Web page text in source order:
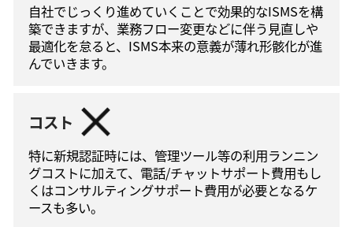
自社でじっくり進めていくことで効果的なISMSを構
築できますが、業務フロー変更などに伴う⾒直しや
最適化を怠ると、ISMS本来の意義が薄れ形骸化が進
んでいきます。
コスト
特に新規認証時には、管理ツール等の利⽤ランニン
グコストに加えて、電話/チャットサポート費⽤もし
くはコンサルティングサポート費⽤が必要となるケ
ースも多い。